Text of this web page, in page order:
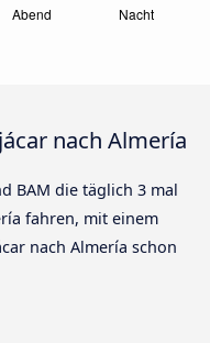
nach Almería
BAM die täglich 3 mal
fahren, mit einem
nach Almería schon